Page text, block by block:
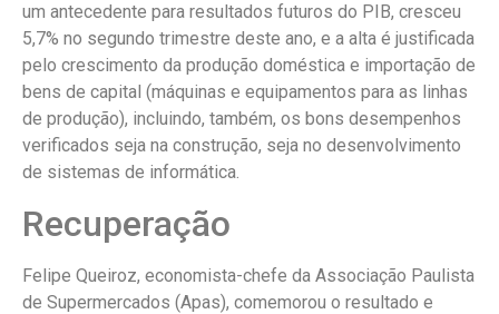
um antecedente para resultados futuros do PIB, cresceu
5,7% no segundo trimestre deste ano, e a alta é justificada
pelo crescimento da produção doméstica e importação de
bens de capital (máquinas e equipamentos para as linhas
de produção), incluindo, também, os bons desempenhos
verificados seja na construção, seja no desenvolvimento
de sistemas de informática.
Recuperação
Felipe Queiroz, economista-chefe da Associação Paulista
de Supermercados (Apas), comemorou o resultado e